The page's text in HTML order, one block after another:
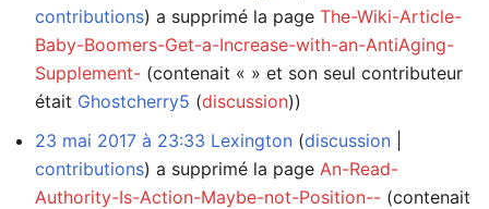
contributions a supprimé la page The-Wiki-Article-
Baby-Boomers-Get-a-Increase-with-an-AntiAging-
Supplement- (contenait « » et son seul contributeur
était Ghostcherry5 (discussion))
23 mai 2017 à 23:33 Lexington discussion
contributions a supprimé la page An-Read-
Authority-Is-Action-Maybe-not-Position-- (contenait